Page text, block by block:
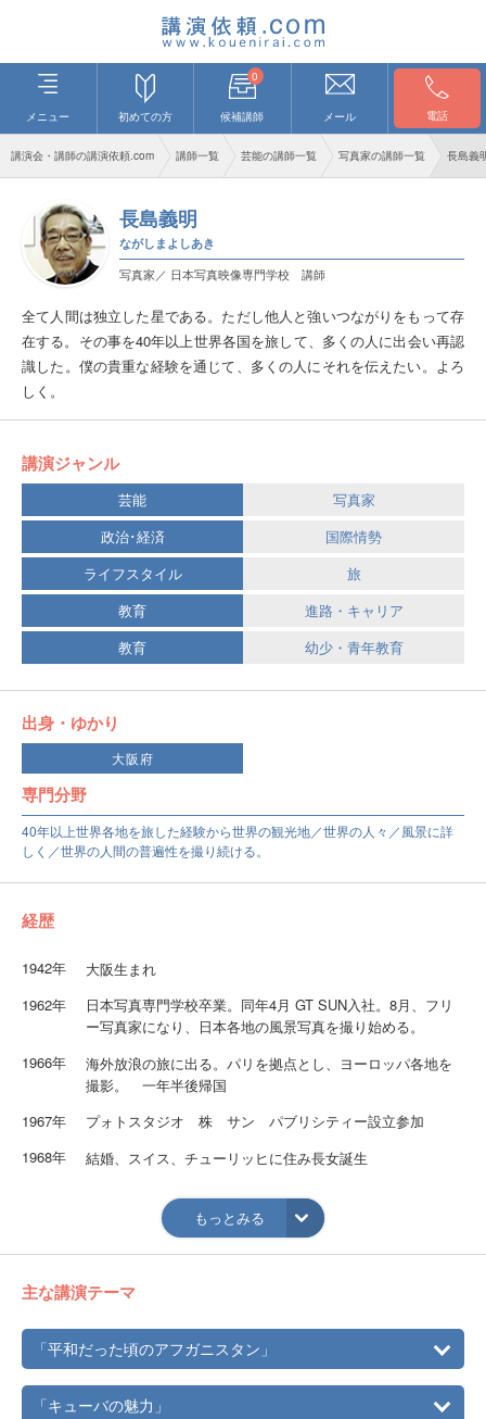
メニュー 初めての方
0
候補講師 メール 電話
講演会・講師の講演依頼.com 講師一覧 芸能の講師一覧 写真家の講師一覧 長島義
長島義明
ながしまよしあき
写真家／ 日本写真映像専門学校 講師
全て人間は独立した星である。ただし他人と強いつながりをもって存
在する。その事を40年以上世界各国を旅して、多くの人に出会い再認
識した。僕の貴重な経験を通じて、多くの人にそれを伝えたい。よろ
しく。
講演ジャンル
芸能
写真家
政治･経済
国際情勢
ライフスタイル
旅
教育
進路・キャリア
教育
幼少・青年教育
出身・ゆかり
大阪府
専門分野
40年以上世界各地を旅した経験から世界の観光地／世界の人々／風景に詳
しく／世界の人間の普遍性を撮り続ける。
経歴
1942年
大阪生まれ
1962年
日本写真専門学校卒業。同年4月 GT SUN入社。8月、フリ
ー写真家になり、日本各地の風景写真を撮り始める。
1966年
海外放浪の旅に出る。パリを拠点とし、ヨーロッパ各地を
撮影。 一年半後帰国
1967年
プォトスタジオ 株 サン パブリシティー設立参加
1968年
結婚、スイス、チューリッヒに住み長女誕生
各国を撮影、イランのテヘランで交通事故に会う
写真集『大阪万国博覧会 建築と造形』（ノーベル書房）
を出版
1971年
長島義明個人フォトライブラリー、ブレンセンター設立
1972年
世界各国撮影旅行が続く
1977年
アフガニスタン各地を45日間撮影旅行
もっとみる
主な講演テーマ
「平和だった頃のアフガニスタン」
「キューバの魅力」